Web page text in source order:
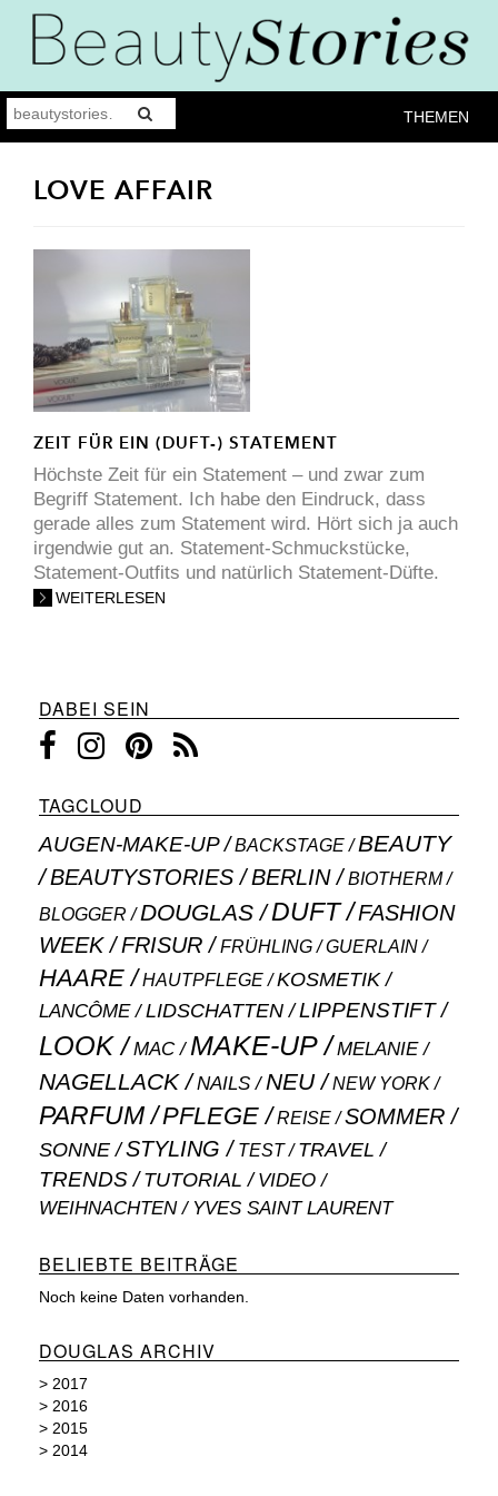
THEMEN
LOVE AFFAIR
ZEIT FÜR EIN (DUFT-) STATEMENT
Höchste Zeit für ein Statement – und zwar zum
Begriff Statement. Ich habe den Eindruck, dass
gerade alles zum Statement wird. Hört sich ja auch
irgendwie gut an. Statement-Schmuckstücke,
Statement-Outfits und natürlich Statement-Düfte.
WEITERLESEN
DABEI SEIN
TAGCLOUD
AUGEN-MAKE-UP BACKSTAGE BEAUTY
BEAUTYSTORIES BERLIN
BIOTHERM
BLOGGER
DOUGLAS DUFT
FASHION
WEEK
FRISUR FRÜHLING GUERLAIN
HAARE HAUTPFLEGE
KOSMETIK
LANCÔME
LIDSCHATTEN LIPPENSTIFT
LOOK MAC MAKE-UP MELANIE
NAGELLACK NAILS NEU NEW YORK
PARFUM PFLEGE REISE SOMMER
SONNE STYLING TEST TRAVEL
TRENDS TUTORIAL VIDEO
WEIHNACHTEN YVES SAINT LAURENT
BELIEBTE BEITRÄGE
Noch keine Daten vorhanden.
DOUGLAS ARCHIV
> 2017
> 2016
> 2015
> 2014